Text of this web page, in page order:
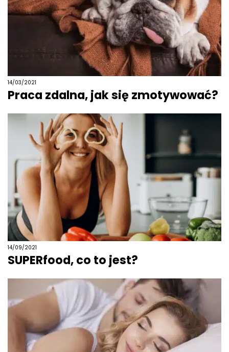
14/03/2021
Praca zdalna, jak się zmotywować?
14/09/2021
SUPERfood, co to jest?